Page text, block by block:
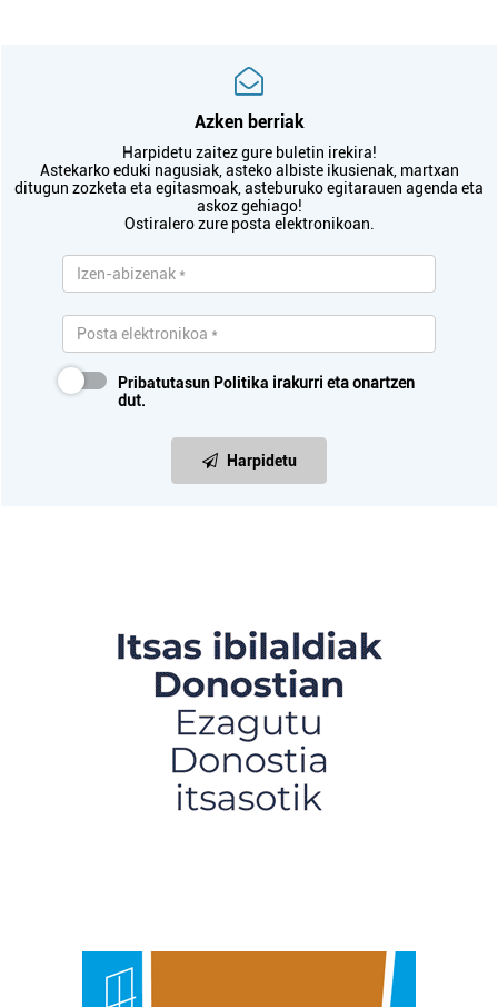
Azken berriak
Harpidetu zaitez gure buletin irekira!
Astekarko eduki nagusiak, asteko albiste ikusienak, martxan
ditugun zozketa eta egitasmoak, asteburuko egitarauen agenda eta
askoz gehiago!
Ostiralero zure posta elektronikoan.
Pribatutasun Politika irakurri eta onartzen
dut.
Harpidetu